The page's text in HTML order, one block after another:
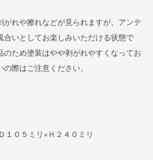
がれや擦れなどが見られますが、アンテ
合いとしてお楽しみいただける状態で
のため塗装はやや剥がれやすくなってお
際はご注意ください。
１０５ミリ×Ｈ２４０ミリ